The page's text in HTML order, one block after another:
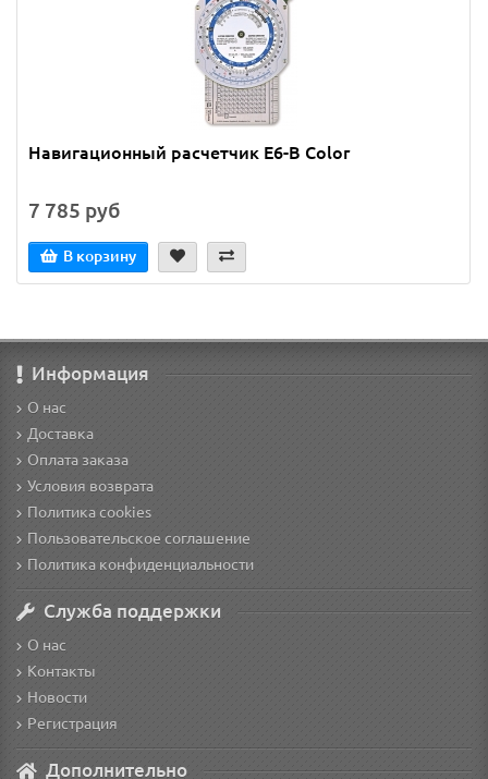
Навигационный расчетчик E6-B Color
7 785 руб
В корзину
Информация
О нас
Доставка
Оплата заказа
Условия возврата
Политика cookies
Пользовательское соглашение
Политика конфиденциальности
Служба поддержки
О нас
Контакты
Новости
Регистрация
Дополнительно